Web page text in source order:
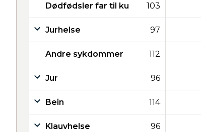
Dødfødsler far til ku 103
Jurhelse 97
Andre sykdommer 112
Jur 96
Bein 114
Klauvhelse 96